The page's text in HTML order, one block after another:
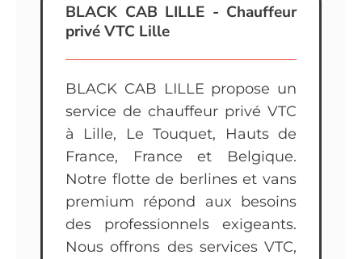
BLACK CAB LILLE - Chauffeur
privé VTC Lille
BLACK CAB LILLE propose un
service de chauffeur privé VTC
à Lille, Le Touquet, Hauts de
France, France et Belgique.
Notre flotte de berlines et vans
premium répond aux besoins
des professionnels exigeants.
Nous offrons des services VTC,